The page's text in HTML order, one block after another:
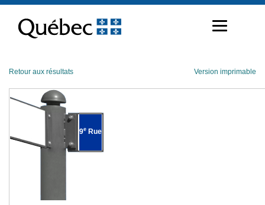
contenu
Retour aux résultats Version imprimable
9e Rue